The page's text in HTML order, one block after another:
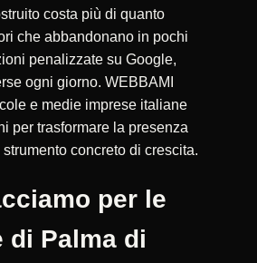
costa più di quanto
che abbandonano in pochi
penalizzate su Google,
ogni giorno. WEBBAMI
e medie imprese italiane
per trasformare la presenza
concreto di crescita.
per le
di Palma di